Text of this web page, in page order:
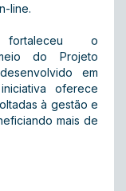
line.
fortaleceu o
do Projeto
em
oferece
à gestão e
mais de